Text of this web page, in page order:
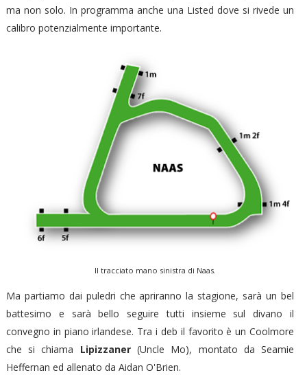
ma non solo. In programma anche una Listed dove si rivede un
calibro potenzialmente importante.
Il tracciato mano sinistra di Naas.
Ma partiamo dai puledri che apriranno la stagione, sarà un bel
battesimo e sarà bello seguire tutti insieme sul divano il
convegno in piano irlandese. Tra i deb il favorito è un Coolmore
che si chiama Lipizzaner(Uncle Mo), montato da Seamie
Heffernan ed allenato da Aidan O'Brien.